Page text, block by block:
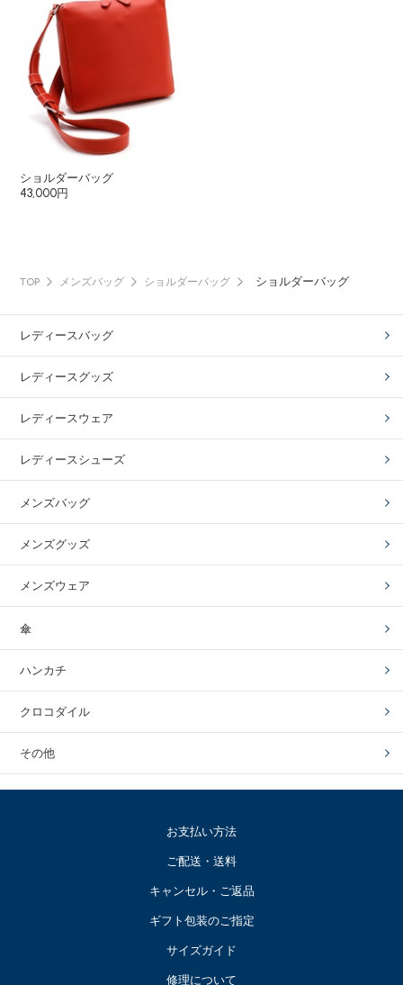
ショルダーバッグ
43,000円
TOP メンズバッグ ショルダーバッグ ショルダーバッグ
レディースバッグ
レディースグッズ
レディースウェア
レディースシューズ
メンズバッグ
メンズグッズ
メンズウェア
傘
ハンカチ
クロコダイル
その他
お支払い方法
ご配送・送料
キャンセル・ご返品
ギフト包装のご指定
サイズガイド
修理について